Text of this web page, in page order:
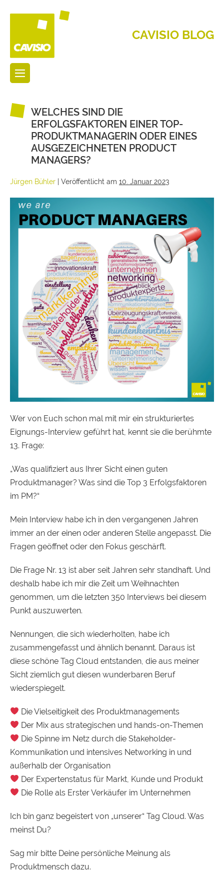
CAVISIO BLOG
WELCHES SIND DIE
ERFOLGSFAKTOREN EINER TOP-
PRODUKTMANAGERIN ODER EINES
AUSGEZEICHNETEN PRODUCT
MANAGERS?
Jürgen Bühler Veröffentlicht am 10. Januar 2023
Wer von Euch schon mal mit mir ein strukturiertes
Eignungs-Interview geführt hat, kennt sie die berühmte
13. Frage:
„Was qualifiziert aus Ihrer Sicht einen guten
Produktmanager? Was sind die Top 3 Erfolgsfaktoren
im PM?“
Mein Interview habe ich in den vergangenen Jahren
immer an der einen oder anderen Stelle angepasst. Die
Fragen geöffnet oder den Fokus geschärft.
Die Frage Nr. 13 ist aber seit Jahren sehr standhaft. Und
deshalb habe ich mir die Zeit um Weihnachten
genommen, um die letzten 350 Interviews bei diesem
Punkt auszuwerten.
Nennungen, die sich wiederholten, habe ich
zusammengefasst und ähnlich benannt. Daraus ist
diese schöne Tag Cloud entstanden, die aus meiner
Sicht ziemlich gut diesen wunderbaren Beruf
wiederspiegelt.
Die Vielseitigkeit des Produktmanagements
Der Mix aus strategischen und hands-on-Themen
Die Spinne im Netz durch die Stakeholder-
Kommunikation und intensives Networking in und
außerhalb der Organisation
Der Expertenstatus für Markt, Kunde und Produkt
Die Rolle als Erster Verkäufer im Unternehmen
Ich bin ganz begeistert von „unserer“ Tag Cloud. Was
meinst Du?
Sag mir bitte Deine persönliche Meinung als
Produktmensch dazu.